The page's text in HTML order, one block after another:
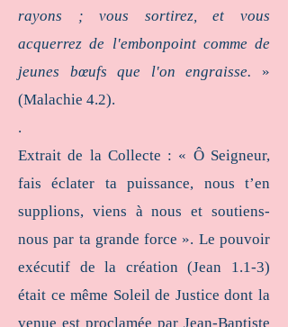
rayons ; vous sortirez, et vous
acquerrez de l'embonpoint comme de
jeunes bœufs que l'on engraisse. »
(Malachie 4.2).
.
Extrait de la Collecte : « Ô Seigneur,
fais éclater ta puissance, nous t’en
supplions, viens à nous et soutiens-
nous par ta grande force ». Le pouvoir
exécutif de la création (Jean 1.1-3)
était ce même Soleil de Justice dont la
venue est proclamée par Jean-Baptiste